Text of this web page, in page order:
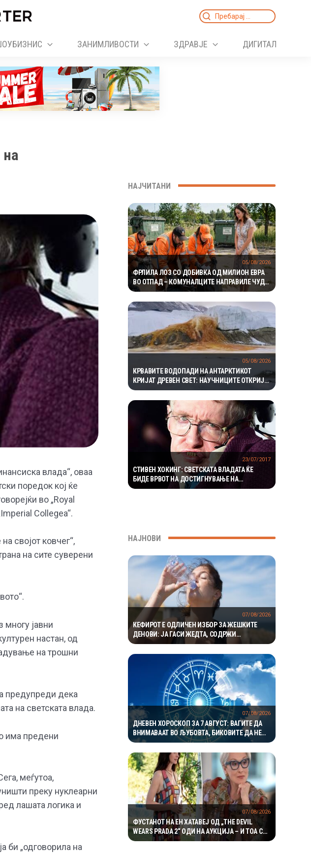
Search
ЗАНИМЛИВОСТИ ЗДРАВЈЕ ДИГИТАЛ
на
влада“, оваа
поредок кој ќе
во „Royal
Collegea“.
својот ковчег“,
на сите суверени
многу јавни
настан, од
на трошни
предупреди дека
на светската влада.
има предени
меѓутоа,
преку нуклеарни
лашата логика и
би „одговорила на
НАЈЧИТАНИ
ФРЛИЛА ЛОЗ СО ДОБИВКА ОД МИЛИОН ЕВРА
ВО ОТПАД – КОМУНАЛЦИТЕ НАПРАВИЛЕ ЧУДО
ЗА ДА ГО ПРОНАЈДАТ
05/08/2026
КРВАВИТЕ ВОДОПАДИ НА АНТАРКТИКОТ
КРИЈАТ ДРЕВЕН СВЕТ: НАУЧНИЦИТЕ ОТКРИЈА
ЕКОСИСТЕМ ИЗОЛИРАН ПОВЕЌЕ ОД 1,5
МИЛИОНИ ГОДИНИ
05/08/2026
СТИВЕН ХОКИНГ: СВЕТСКАТА ВЛАДАТА ЌЕ
БИДЕ ВРВОТ НА ДОСТИГНУВАЊЕ НА
ЧОВЕШТВОТО
23/07/2017
НАЈНОВИ
КЕФИРОТ Е ОДЛИЧЕН ИЗБОР ЗА ЖЕШКИТЕ
ДЕНОВИ: ЈА ГАСИ ЖЕДТА, СОДРЖИ
ЕЛЕКТРОЛИТИ И ПРИДОНЕСУВА ЗА ЗДРАВА
ДИГЕСТИЈА
07/08/2026
ДНЕВЕН ХОРОСКОП ЗА 7 АВГУСТ: ВАГИТЕ ДА
ВНИМАВААТ ВО ЉУБОВТА, БИКОВИТЕ ДА НЕ
РИЗИКУВААТ НА РАБОТА
07/08/2026
ФУСТАНОТ НА ЕН ХАТАВЕЈ ОД „THE DEVIL
WEARS PRADA 2“ ОДИ НА АУКЦИЈА – И ТОА СО
ДАМКИТЕ ОД СНИМАЊЕТО
07/08/2026